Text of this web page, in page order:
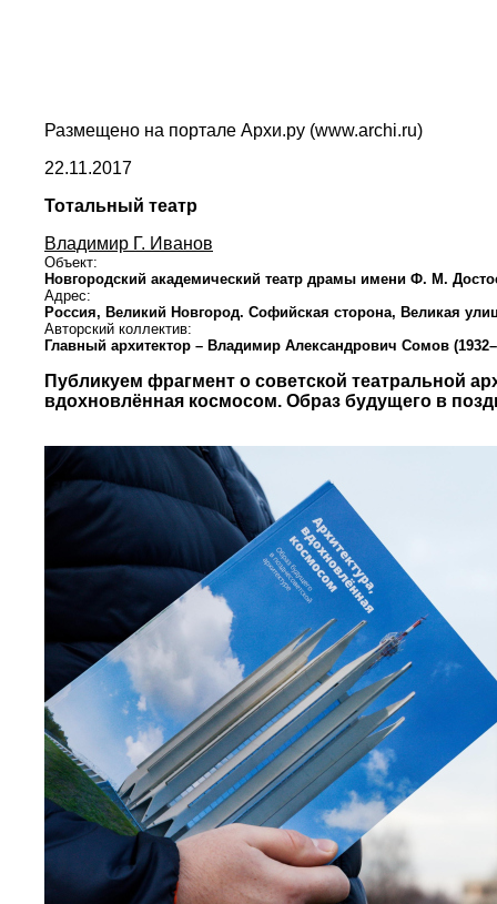
Размещено на портале Архи.ру (www.archi.ru)
22.11.2017
Тотальный театр
Владимир Г. Иванов
Объект:
Новгородский академический театр драмы имени Ф. М.
Адрес:
Россия, Великий Новгород. Софийская сторона, Великая
Авторский коллектив:
Главный архитектор – Владимир Александрович Сомов
Публикуем фрагмент о советской театральной
вдохновлённая космосом. Образ будущего в